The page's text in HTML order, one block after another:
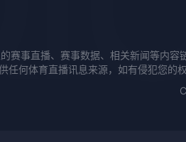
赛事直播、赛事数据、相关新闻等内
任何体育直播讯息来源，如有侵犯您的